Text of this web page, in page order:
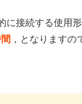
に接続する使用形
，となりますの